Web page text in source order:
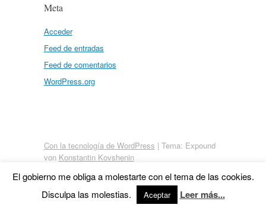
Meta
Acceder
Feed de entradas
Feed de comentarios
WordPress.org
Con la tecnología de WordPress | Tema: Expound
von Konstantin Kovshenin
El gobierno me obliga a molestarte con el tema de las cookies.
Disculpa las molestias.
Aceptar Leer más...